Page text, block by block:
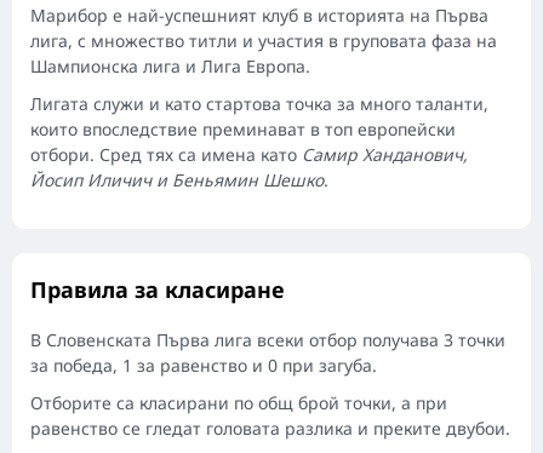
Марибор е най-успешният клуб в историята на Първа
лига, с множество титли и участия в груповата фаза на
Шампионска лига и Лига Европа.
Лигата служи и като стартова точка за много таланти,
които впоследствие преминават в топ европейски
отбори. Сред тях са имена като Самир Ханданович,
Йосип Иличич и Беньямин Шешко.
Правила за класиране
В Словенската Първа лига всеки отбор получава 3 точки
за победа, 1 за равенство и 0 при загуба.
Отборите са класирани по общ брой точки, а при
равенство се гледат головата разлика и преките двубои.